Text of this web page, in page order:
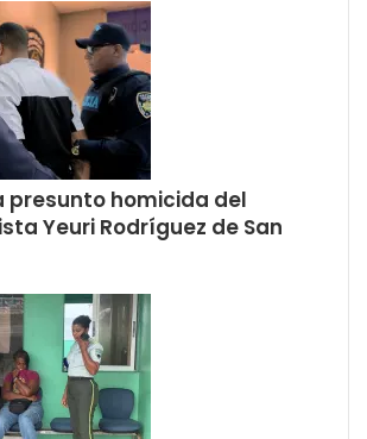
presunto homicida del
Yeuri Rodríguez de San